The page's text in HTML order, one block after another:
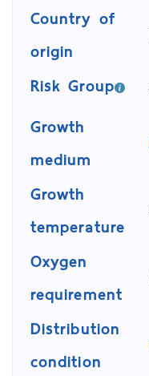
Country of
origin
Risk Group
Growth
medium
Growth
temperature
Oxygen
requirement
Distribution
condition